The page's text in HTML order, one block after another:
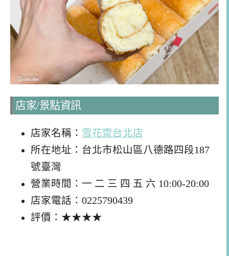
店家/景點資訊
店家名稱： 雪花齋台北店
所在地址：台北市松山區八德路四段187
號臺灣
營業時間：一 二 三 四 五 六 10:00-20:00
店家電話：0225790439
評價：★★★★